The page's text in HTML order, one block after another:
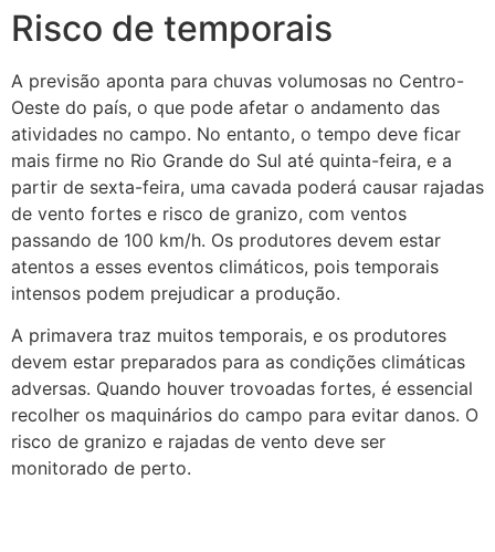
Risco de temporais
A previsão aponta para chuvas volumosas no Centro-
Oeste do país, o que pode afetar o andamento das
atividades no campo. No entanto, o tempo deve ficar
mais firme no Rio Grande do Sul até quinta-feira, e a
partir de sexta-feira, uma cavada poderá causar rajadas
de vento fortes e risco de granizo, com ventos
passando de 100 km/h. Os produtores devem estar
atentos a esses eventos climáticos, pois temporais
intensos podem prejudicar a produção.
A primavera traz muitos temporais, e os produtores
devem estar preparados para as condições climáticas
adversas. Quando houver trovoadas fortes, é essencial
recolher os maquinários do campo para evitar danos. O
risco de granizo e rajadas de vento deve ser
monitorado de perto.